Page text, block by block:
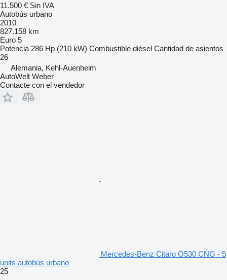
11.500 € Sin IVA
Autobús urbano
2010
827.158 km
Euro 5
Potencia 286 Hp (210 kW) Combustible diésel Cantidad de asientos
26
Alemania, Kehl-Auenheim
AutoWelt Weber
Contacte con el vendedor
Mercedes-Benz Citaro O530 CNG - 5
units autobús urbano
25